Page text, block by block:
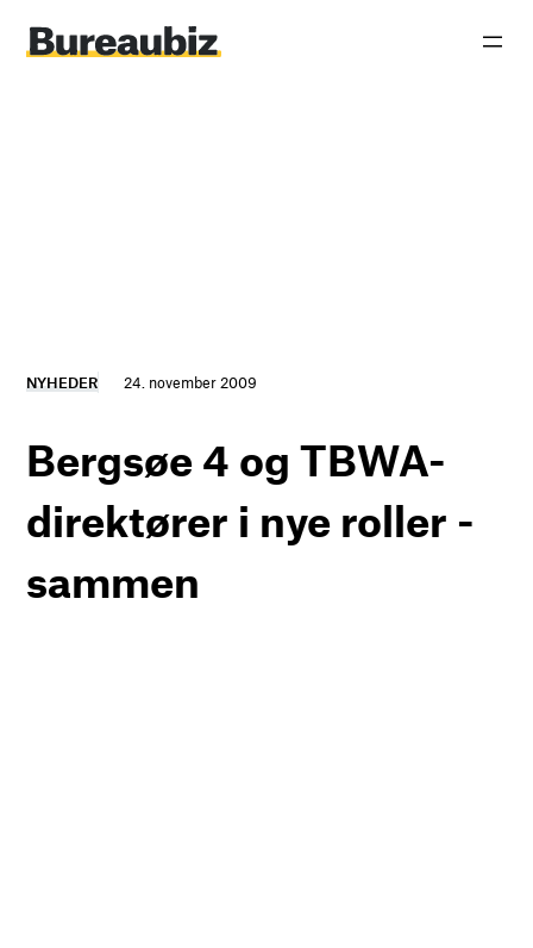
indhold
NYHEDER 24. november 2009
Bergsøe 4 og TBWA-
direktører i nye roller -
sammen